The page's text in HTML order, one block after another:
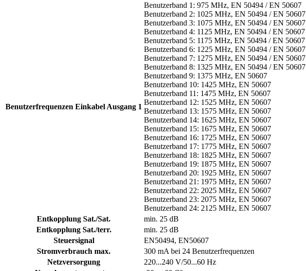
Benutzerfrequenzen Einkabel Ausgang 1
Benutzerband 1: 975 MHz, EN 50494 / EN 50607
Benutzerband 2: 1025 MHz, EN 50494 / EN 50607
Benutzerband 3: 1075 MHz, EN 50494 / EN 50607
Benutzerband 4: 1125 MHz, EN 50494 / EN 50607
Benutzerband 5: 1175 MHz, EN 50494 / EN 50607
Benutzerband 6: 1225 MHz, EN 50494 / EN 50607
Benutzerband 7: 1275 MHz, EN 50494 / EN 50607
Benutzerband 8: 1325 MHz, EN 50494 / EN 50607
Benutzerband 9: 1375 MHz, EN 50607
Benutzerband 10: 1425 MHz, EN 50607
Benutzerband 11: 1475 MHz, EN 50607
Benutzerband 12: 1525 MHz, EN 50607
Benutzerband 13: 1575 MHz, EN 50607
Benutzerband 14: 1625 MHz, EN 50607
Benutzerband 15: 1675 MHz, EN 50607
Benutzerband 16: 1725 MHz, EN 50607
Benutzerband 17: 1775 MHz, EN 50607
Benutzerband 18: 1825 MHz, EN 50607
Benutzerband 19: 1875 MHz, EN 50607
Benutzerband 20: 1925 MHz, EN 50607
Benutzerband 21: 1975 MHz, EN 50607
Benutzerband 22: 2025 MHz, EN 50607
Benutzerband 23: 2075 MHz, EN 50607
Benutzerband 24: 2125 MHz, EN 50607
Entkopplung Sat./Sat.
min. 25 dB
Entkopplung Sat./terr.
min. 25 dB
Steuersignal
EN50494, EN50607
Stromverbrauch max.
300 mA bei 24 Benutzerfrequenzen
Netzversorgung
220...240 V/50...60 Hz